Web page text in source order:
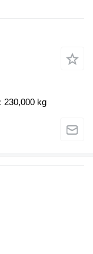
230,000 kg